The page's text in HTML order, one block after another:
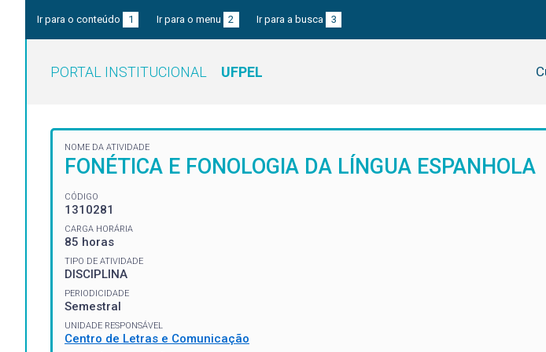
Ir para o conteúdo 1 Ir para o menu 2 Ir para a busca 3
PORTAL INSTITUCIONAL UFPEL
NOME DA ATIVIDADE
FONÉTICA E FONOLOGIA DA LÍNGUA ESPANHOLA
CÓDIGO
1310281
CARGA HORÁRIA
85 horas
TIPO DE ATIVIDADE
DISCIPLINA
PERIODICIDADE
Semestral
UNIDADE RESPONSÁVEL
Centro de Letras e Comunicação